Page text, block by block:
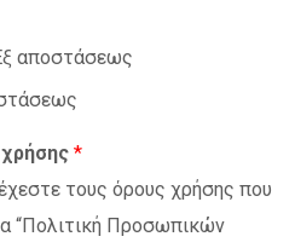
αποστάσεως
*
τους όρους χρήσης που
“Πολιτική Προσωπικών